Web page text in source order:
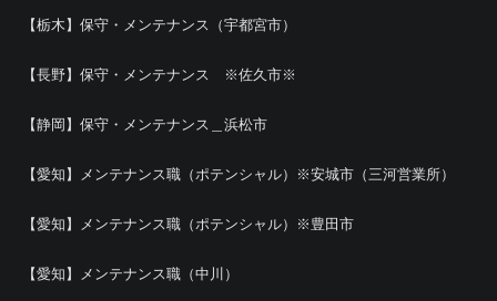
【栃木】保守・メンテナンス（宇都宮市）
【長野】保守・メンテナンス ※佐久市※
【静岡】保守・メンテナンス＿浜松市
【愛知】メンテナンス職（ポテンシャル）※安城市（三河営業所）
【愛知】メンテナンス職（ポテンシャル）※豊田市
【愛知】メンテナンス職（中川）